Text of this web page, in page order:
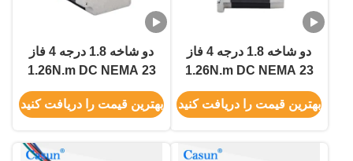
دو شاخه 1.8 درجه 4 فاز
1.26N.m DC NEMA 23
هیبرید موتور مرحله ای
CNC ربات
بهترین قیمت را دریافت کنید
دو شاخه 1.8 درجه 4 فاز
1.26N.m DC NEMA 23
هیبرید موتور مرحله ای
CNC ربات
بهترین قیمت را دریافت کنید